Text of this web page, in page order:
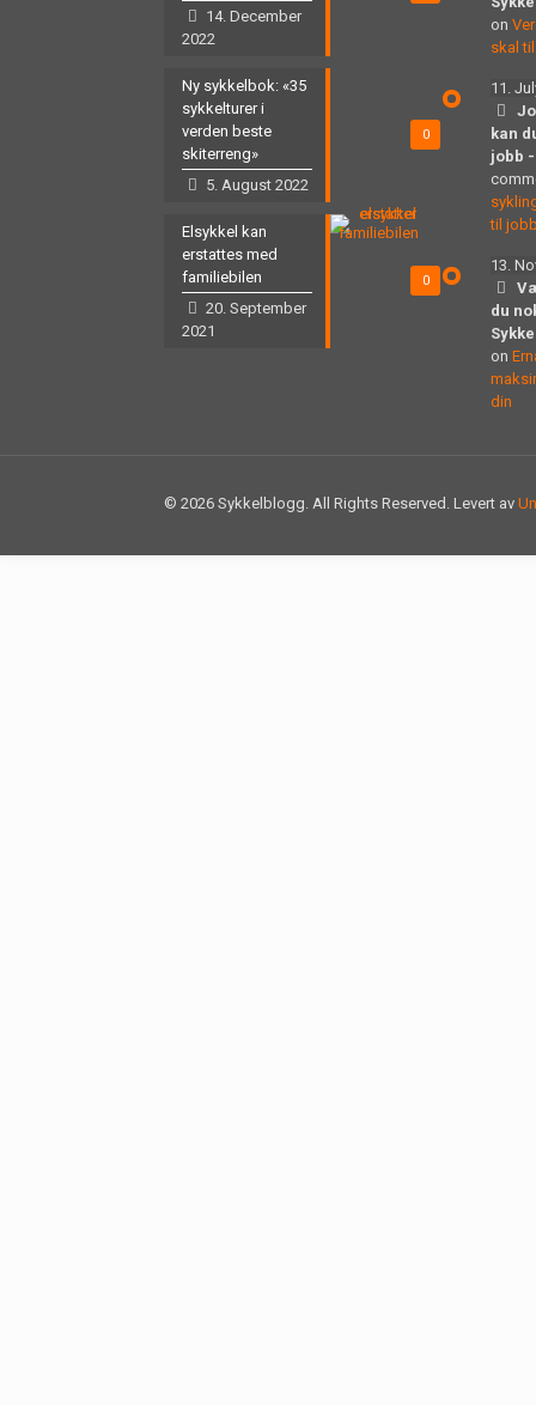
14. December
2022
0
Ny sykkelbok: «35
sykkelturer i
verden beste
skiterreng»
5. August 2022
0
Elsykkel kan
erstattes med
familiebilen
20. September
2021
on
skal
11.
kan
jobb
til
13.
du
on
din
© 2026 Sykkelblogg. All Rights Reserved. Levert av